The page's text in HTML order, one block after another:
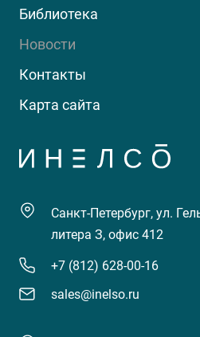
Библиотека
Новости
Контакты
Карта сайта
Санкт-Петербург, ул.
литера З, офис 412
+7 (812) 628-00-16
sales@inelso.ru